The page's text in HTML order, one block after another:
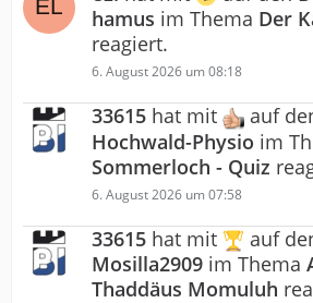
hamus im Thema Der
reagiert.
6. August 2026 um 08:18
33615 hat mit
auf
Hochwald-Physio im
Sommerloch - Quiz
6. August 2026 um 07:58
33615 hat mit
auf
Mosilla2909 im Thema
Thaddäus Momuluh